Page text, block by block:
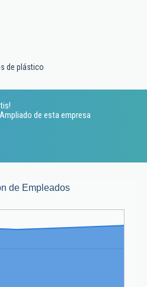
de plástico
de esta empresa
de Empleados